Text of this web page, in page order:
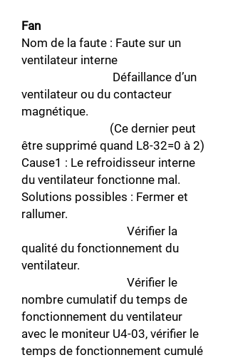
Fan
Nom de la faute : Faute sur un
ventilateur interne
Défaillance d’un
ventilateur ou du contacteur
magnétique.
(Ce dernier peut
être supprimé quand L8-32=0 à 2)
Cause1 : Le refroidisseur interne
du ventilateur fonctionne mal.
Solutions possibles : Fermer et
rallumer.
Vérifier la
qualité du fonctionnement du
ventilateur.
Vérifier le
nombre cumulatif du temps de
fonctionnement du ventilateur
avec le moniteur U4-03, vérifier le
temps de fonctionnement cumulé